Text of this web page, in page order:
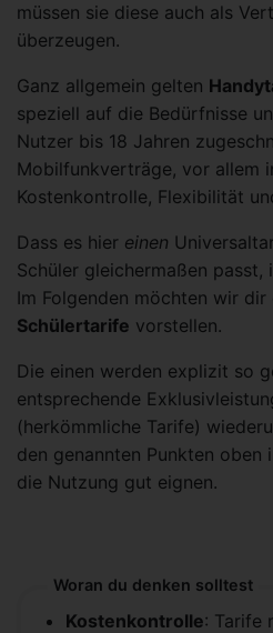
müssen sie diese auch als
überzeugen.
Ganz allgemein gelten
speziell auf die Bedürfnisse
Nutzer bis 18 Jahren
Mobilfunkverträge, vor allem
Kostenkontrolle, Flexibilität
Dass es hier einen
Schüler gleichermaßen passt,
Im Folgenden möchten wir dir
Schülertarife vorstellen.
Die einen werden explizit so
entsprechende
(herkömmliche Tarife)
den genannten Punkten oben
die Nutzung gut eignen.
Woran du denken solltest
Kostenkontrolle: Tarife